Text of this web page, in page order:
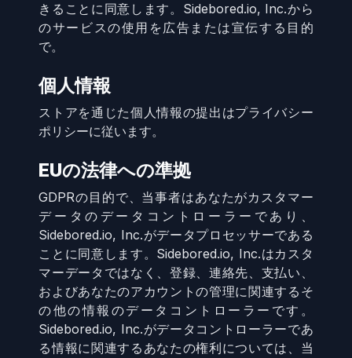
きることに同意します。Sidebored.io, Inc.から
のサービスの使用を広告または宣伝する目的
で。
個人情報
ストアを通じた個人情報の提出はプライバシー
ポリシーに従います。
EUの法律への準拠
GDPRの目的で、当事者はあなたがカスタマー
データのデータコントローラーであり、
Sidebored.io, Inc.がデータプロセッサーである
ことに同意します。Sidebored.io, Inc.はカスタ
マーデータではなく、登録、連絡先、支払い、
およびあなたのアカウントの管理に関連するそ
の他の情報のデータコントローラーです。
Sidebored.io, Inc.がデータコントローラーであ
る情報に関連するあなたの権利については、当